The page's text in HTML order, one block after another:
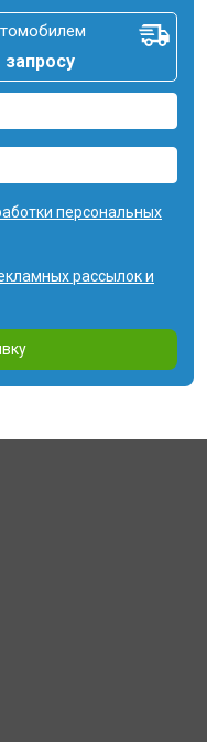
запросу
персональных
рассылок и